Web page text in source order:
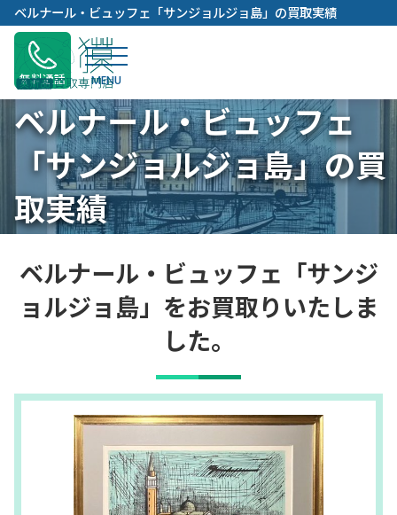
内
容
キ
ッ
プ
ベルナール・ビュッフェ「サンジョルジョ島」の買取実績
無料通話
ベルナール・ビュッフェ
「サンジョルジョ島」の買
取実績
ベルナール・ビュッフェ「サンジ
ョルジョ島」をお買取りいたしま
した。